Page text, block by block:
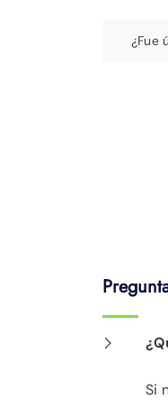
¿Fue
Si